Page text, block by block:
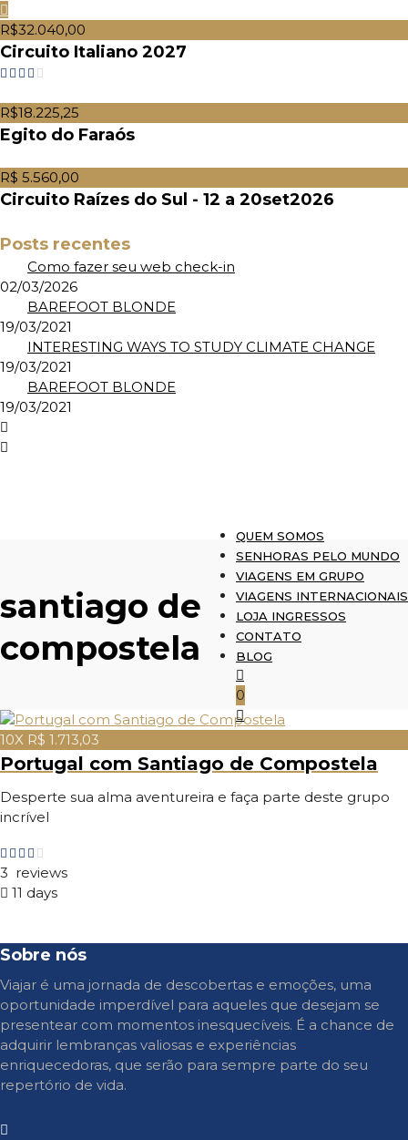
R$32.040,00
Circuito Italiano 2027
R$18.225,25
Egito do Faraós
R$ 5.560,00
Circuito Raízes do Sul - 12 a 20set2026
Posts recentes
Como fazer seu web check-in
02/03/2026
BAREFOOT BLONDE
19/03/2021
INTERESTING WAYS TO STUDY CLIMATE CHANGE
19/03/2021
BAREFOOT BLONDE
19/03/2021
QUEM SOMOS
SENHORAS PELO MUNDO
VIAGENS EM GRUPO
VIAGENS INTERNACIONAIS
LOJA INGRESSOS
CONTATO
BLOG
0
santiago de
compostela
10X R$ 1.713,03
Portugal com Santiago de Compostela
Desperte sua alma aventureira e faça parte deste grupo
incrível
3 reviews
11 days
Sobre nós
Viajar é uma jornada de descobertas e emoções, uma
oportunidade imperdível para aqueles que desejam se
presentear com momentos inesquecíveis. É a chance de
adquirir lembranças valiosas e experiências
enriquecedoras, que serão para sempre parte do seu
repertório de vida.